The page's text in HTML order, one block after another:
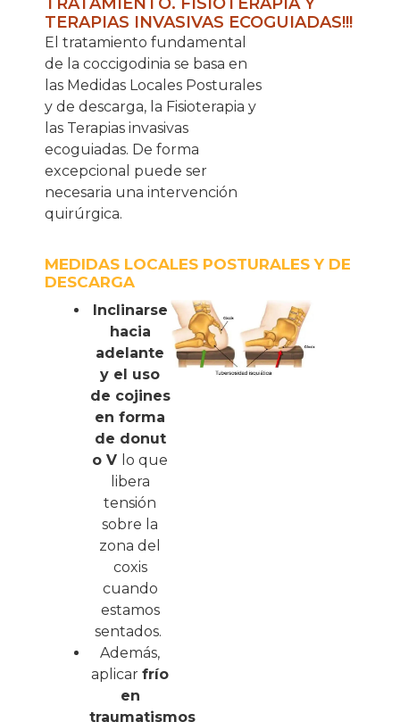
TERAPIAS INVASIVAS ECOGUIADAS!!!
El tratamiento fundamental
de la coccigodinia se basa en
las Medidas Locales Posturales
y de descarga, la Fisioterapia y
las Terapias invasivas
ecoguiadas. De forma
excepcional puede ser
necesaria una intervención
quirúrgica.
MEDIDAS LOCALES POSTURALES Y DE
DESCARGA
Inclinarse
hacia
adelante
y el uso
de cojines
en forma
de donut
o V lo que
libera
tensión
sobre la
zona del
coxis
cuando
estamos
sentados.
Además,
aplicarfrío
en
traumatismos